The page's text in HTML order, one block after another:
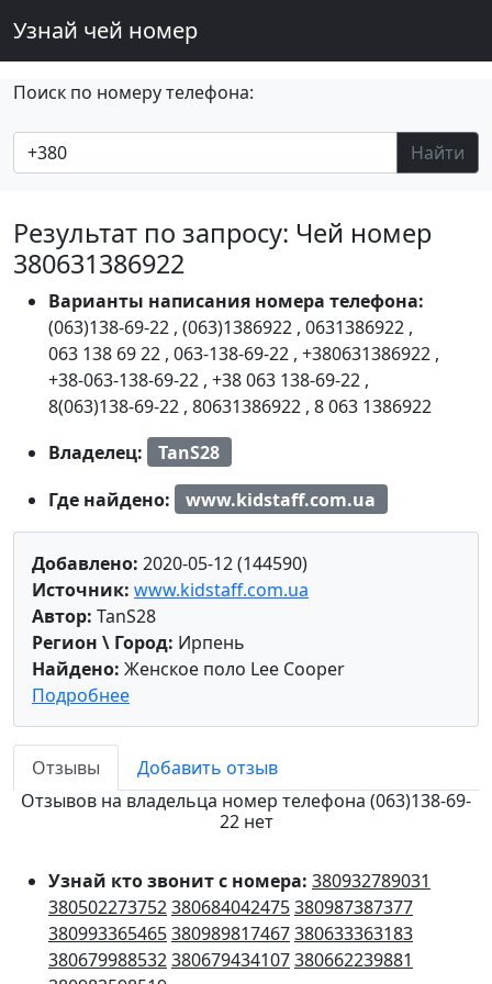
Узнай чей номер
Поиск по номеру телефона:
Найти
Результат по запросу: Чей номер
380631386922
Варианты написания номера телефона:
(063)138-69-22 , (063)1386922 , 0631386922 ,
063 138 69 22 , 063-138-69-22 , +380631386922 ,
+38-063-138-69-22 , +38 063 138-69-22 ,
8(063)138-69-22 , 80631386922 , 8 063 1386922
Владелец:
TanS28
Где найдено:
www.kidstaff.com.ua
Добавлено: 2020-05-12 (144590)
Источник: www.kidstaff.com.ua
Автор: TanS28
Регион \ Город: Ирпень
Найдено: Женское поло Lee Cooper
Подробнее
Отзывы
Добавить отзыв
Отзывов на владельца номер телефона (063)138-69-
22 нет
Узнай кто звонит с номера: 380932789031
380502273752380684042475380987387377
380993365465380989817467380633363183
380679988532380679434107380662239881